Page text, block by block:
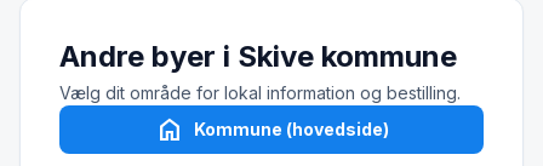
Andre byer i Skive kommune
Vælg dit område for lokal information og bestilling.
home Kommune (hovedside)